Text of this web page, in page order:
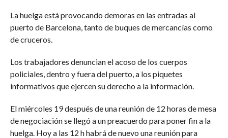
La huelga está provocando demoras en las entradas al
puerto de Barcelona, tanto de buques de mercancías como
de cruceros.
Los trabajadores denuncian el acoso de los cuerpos
policiales, dentro y fuera del puerto, a los piquetes
informativos que ejercen su derecho a la información.
El miércoles 19 después de una reunión de 12 horas de mesa
de negociación se llegó a un preacuerdo para poner fin a la
huelga. Hoy a las 12 h habrá de nuevo una reunión para